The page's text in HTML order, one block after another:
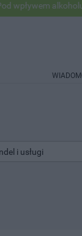
alkoholu